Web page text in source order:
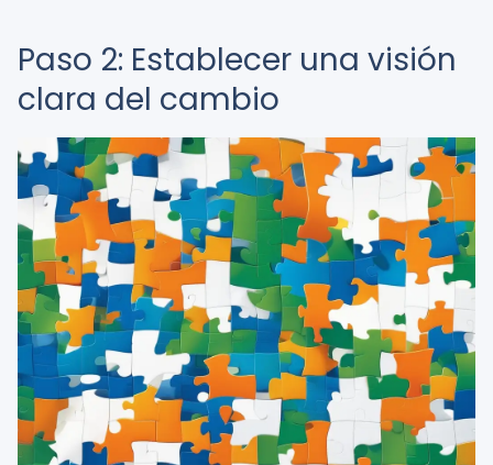
Paso 2: Establecer una visión
clara del cambio